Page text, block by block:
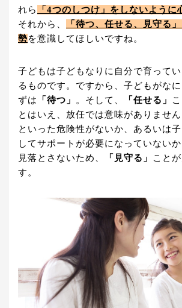
れら
「4つのしつけ」をしないように
それから、
「待つ、任せる、見守る
勢を意識してほしいですね。
子どもは子どもなりに自分で育って
るものです。ですから、子どもがな
ずは
「待つ」 。そして、 「任せる」
とはいえ、放任では意味がありませ
といった危険性がないか、あるいは
してサポートが必要になっていない
見落とさないため、
「見守る」
こと
す。